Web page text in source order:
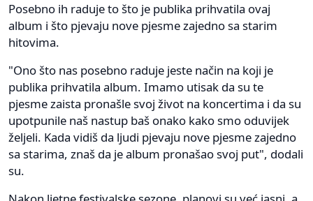
Posebno ih raduje to što je publika prihvatila ovaj
album i što pjevaju nove pjesme zajedno sa starim
hitovima.
"Ono što nas posebno raduje jeste način na koji je
publika prihvatila album. Imamo utisak da su te
pjesme zaista pronašle svoj život na koncertima i da su
upotpunile naš nastup baš onako kako smo oduvijek
željeli. Kada vidiš da ljudi pjevaju nove pjesme zajedno
sa starima, znaš da je album pronašao svoj put", dodali
su.